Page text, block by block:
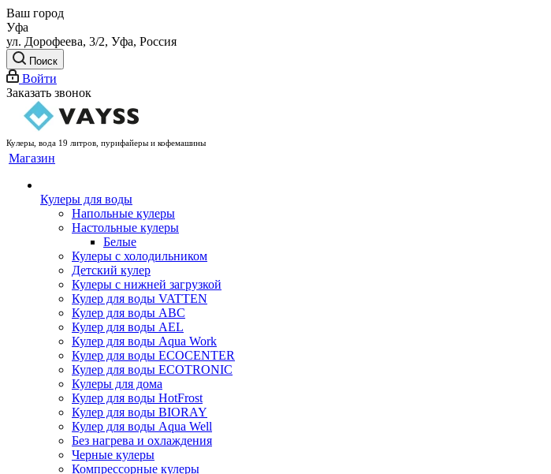
Ваш город
Уфа
ул. Дорофеева, 3/2, Уфа, Россия
Поиск
Войти
Заказать звонок
Кулеры, вода 19 литров, пурифайеры и кофемашины
Магазин
Кулеры для воды
Напольные кулеры
Настольные кулеры
Белые
Кулеры с холодильником
Детский кулер
Кулеры с нижней загрузкой
Кулер для воды VATTEN
Кулер для воды ABC
Кулер для воды AEL
Кулер для воды Aqua Work
Кулер для воды ECOCENTER
Кулер для воды ECOTRONIC
Кулеры для дома
Кулер для воды HotFrost
Кулер для воды BIORAY
Кулер для воды Aqua Well
Без нагрева и охлаждения
Черные кулеры
Компрессорные кулеры